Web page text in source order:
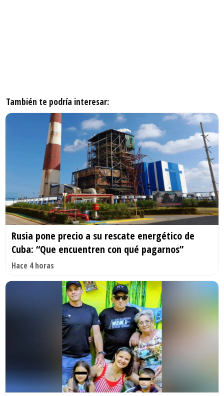
También te podría interesar:
Rusia pone precio a su rescate energético de
Cuba: “Que encuentren con qué pagarnos”
Hace 4 horas